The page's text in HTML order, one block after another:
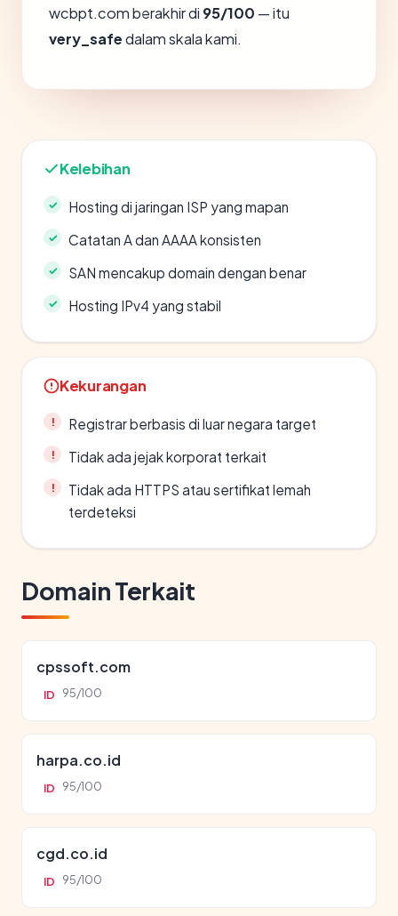
wcbpt.com berakhir di 95/100 — itu
very_safedalam skala kami.
Kelebihan
Hosting di jaringan ISP yang mapan
Catatan A dan AAAA konsisten
SAN mencakup domain dengan benar
Hosting IPv4 yang stabil
Kekurangan
Registrar berbasis di luar negara target
Tidak ada jejak korporat terkait
Tidak ada HTTPS atau sertifikat lemah
terdeteksi
Domain Terkait
cpssoft.com
ID 95/100
harpa.co.id
ID 95/100
cgd.co.id
ID 95/100